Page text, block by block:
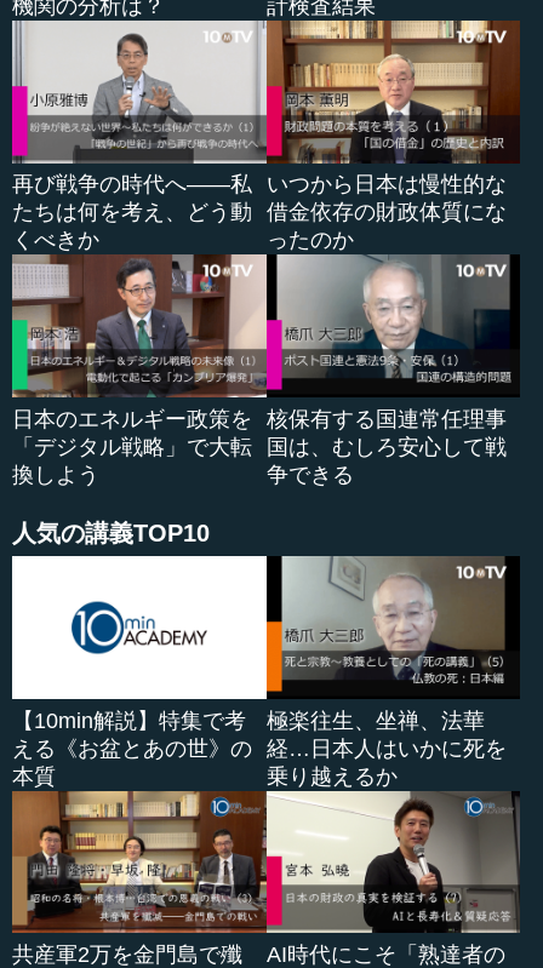
機関の分析は？ 計検査結果
再び戦争の時代へ――私
たちは何を考え、どう動
くべきか
いつから日本は慢性的な
借金依存の財政体質にな
ったのか
日本のエネルギー政策を
「デジタル戦略」で大転
換しよう
核保有する国連常任理事
国は、むしろ安心して戦
争できる
人気の講義TOP10
【10min解説】特集で考
える《お盆とあの世》の
本質
極楽往生、坐禅、法華
経…日本人はいかに死を
乗り越えるか
共産軍2万を金門島で殲
AI時代にこそ「熟達者の